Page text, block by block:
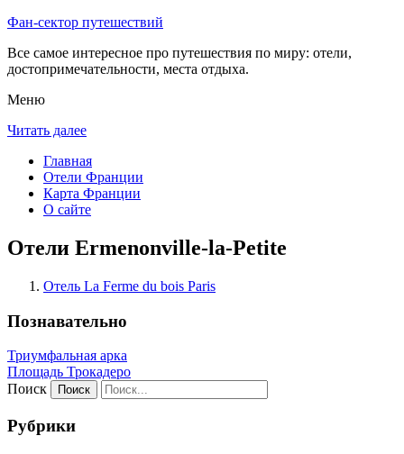
Фан-сектор путешествий
Все самое интересное про путешествия по миру: отели,
достопримечательности, места отдыха.
Меню
Читать далее
Главная
Отели Франции
Карта Франции
О сайте
Отели Ermenonville-la-Petite
Отель La Ferme du bois Paris
Познавательно
Триумфальная арка
Площадь Трокадеро
Поиск
Рубрики